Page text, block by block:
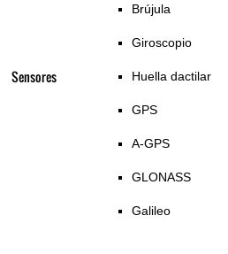
Sensores
Brújula
Giroscopio
Huella dactilar
GPS
A-GPS
GLONASS
Galileo